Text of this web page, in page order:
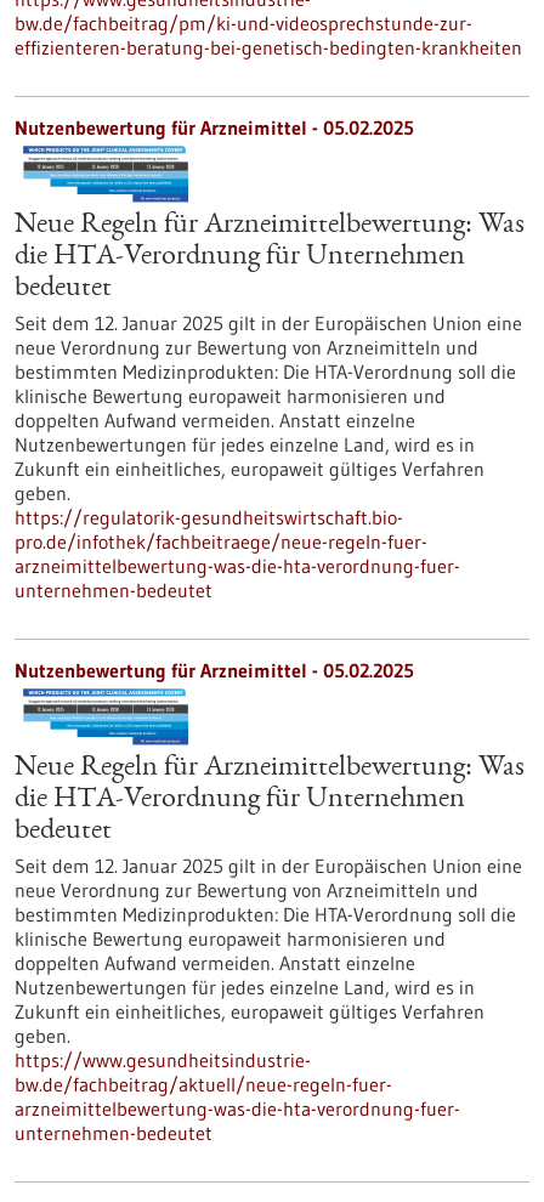
bw.de/fachbeitrag/pm/ki-und-videosprechstunde-zur-
effizienteren-beratung-bei-genetisch-bedingten-krankheiten
Nutzenbewertung für Arzneimittel - 05.02.2025
Neue Regeln für Arzneimittelbewertung: Was
die HTA-Verordnung für Unternehmen
bedeutet
Seit dem 12. Januar 2025 gilt in der Europäischen Union eine
neue Verordnung zur Bewertung von Arzneimitteln und
bestimmten Medizinprodukten: Die HTA-Verordnung soll die
klinische Bewertung europaweit harmonisieren und
doppelten Aufwand vermeiden. Anstatt einzelne
Nutzenbewertungen für jedes einzelne Land, wird es in
Zukunft ein einheitliches, europaweit gültiges Verfahren
geben.
https://regulatorik-gesundheitswirtschaft.bio-
pro.de/infothek/fachbeitraege/neue-regeln-fuer-
arzneimittelbewertung-was-die-hta-verordnung-fuer-
unternehmen-bedeutet
Nutzenbewertung für Arzneimittel - 05.02.2025
Neue Regeln für Arzneimittelbewertung: Was
die HTA-Verordnung für Unternehmen
bedeutet
Seit dem 12. Januar 2025 gilt in der Europäischen Union eine
neue Verordnung zur Bewertung von Arzneimitteln und
bestimmten Medizinprodukten: Die HTA-Verordnung soll die
klinische Bewertung europaweit harmonisieren und
doppelten Aufwand vermeiden. Anstatt einzelne
Nutzenbewertungen für jedes einzelne Land, wird es in
Zukunft ein einheitliches, europaweit gültiges Verfahren
geben.
https://www.gesundheitsindustrie-
bw.de/fachbeitrag/aktuell/neue-regeln-fuer-
arzneimittelbewertung-was-die-hta-verordnung-fuer-
unternehmen-bedeutet